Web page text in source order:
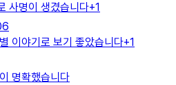
사명이 생겼습니다+1
이야기로 보기 좋았습니다+1
명확했습니다